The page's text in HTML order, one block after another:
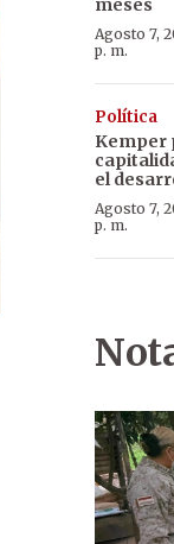
meses
Agosto 7,
p. m.
Política
Kemper
el
Agosto 7,
p. m.